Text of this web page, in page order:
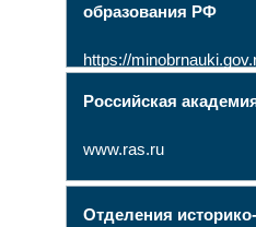
образования РФ
https://
Российская
www.ras.ru
Отделения